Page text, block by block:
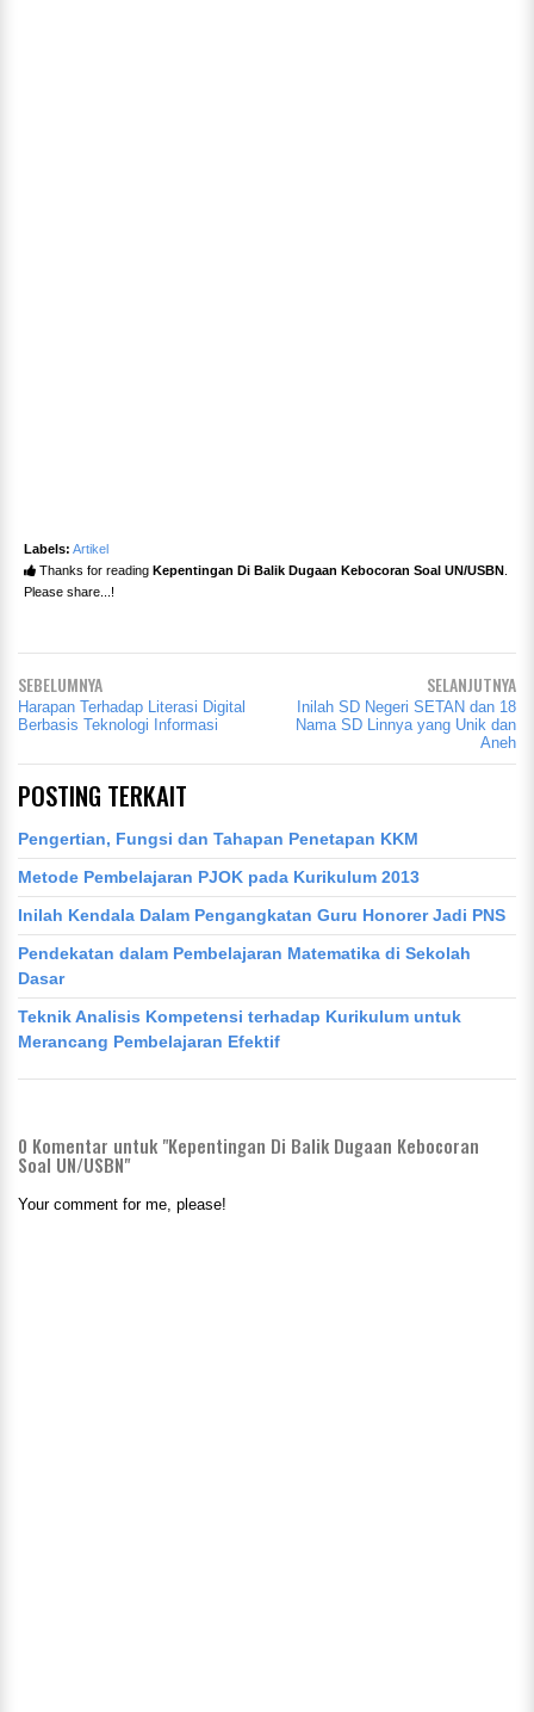
Labels: Artikel
Thanks for reading Kepentingan Di Balik Dugaan Kebocoran Soal UN/USBN
Please share...!
SEBELUMNYA
Harapan Terhadap Literasi Digital
Berbasis Teknologi Informasi
SELANJUTNYA
Inilah SD Negeri SETAN dan 18
Nama SD Linnya yang Unik dan
Aneh
POSTING TERKAIT
Pengertian, Fungsi dan Tahapan Penetapan KKM
Metode Pembelajaran PJOK pada Kurikulum 2013
Inilah Kendala Dalam Pengangkatan Guru Honorer Jadi PNS
Pendekatan dalam Pembelajaran Matematika di Sekolah
Dasar
Teknik Analisis Kompetensi terhadap Kurikulum untuk
Merancang Pembelajaran Efektif
0 Komentar untuk "Kepentingan Di Balik Dugaan Kebocoran
Soal UN/USBN"
Your comment for me, please!